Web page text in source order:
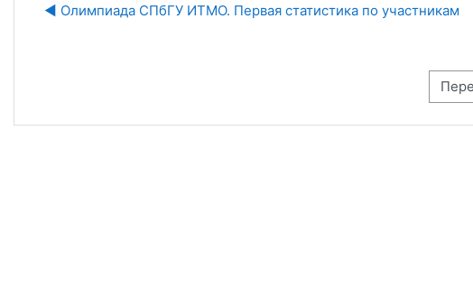
◀︎ Олимпиада СПбГУ ИТМО. Первая статистика по участникам
Перейти на...